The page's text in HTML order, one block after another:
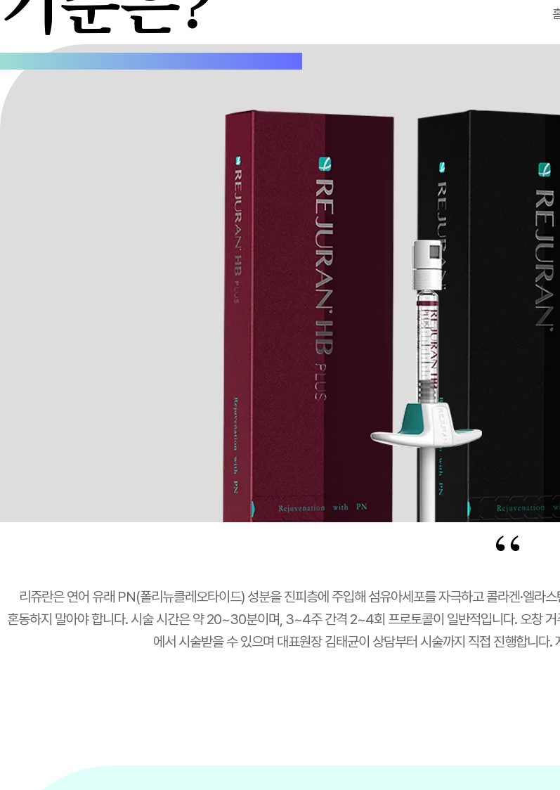
“
리쥬란은 연어 유래 PN(폴리뉴클레오타이드) 성분을 진피층에 주입해 섬유아세포를 자극하고 콜라겐·엘
혼동하지 말아야 합니다. 시술 시간은 약 20~30분이며, 3~4주 간격 2~4회 프로토콜이 일반적입니다. 오창
에서 시술받을 수 있으며 대표원장 김태균이 상담부터 시술까지 직접 진행합니다.